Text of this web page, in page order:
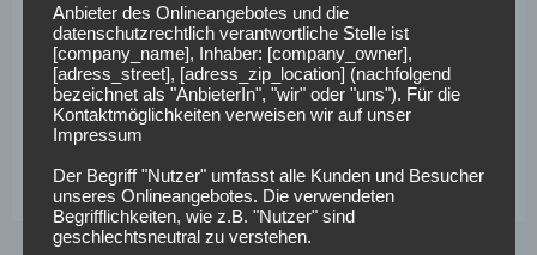
dem E-Sport kommen.
Die wirtschaftlichen Erlöse, versichert Jobst, sollen auch
in Zukunft dem Kerngeschäft zugute kommen. Lediglich
den Aufwand, den man betreiben muss, um im E-Sport
Anbieter des Onlineangebotes und die
datenschutzrechtlich verantwortliche Stelle ist
[company_name], Inhaber: [company_owner],
[adress_street], [adress_zip_location] (nachfolgend
bezeichnet als "AnbieterIn", "wir" oder "uns"). Für die
Kontaktmöglichkeiten verweisen wir auf unser
Impressum
Der Begriff "Nutzer" umfasst alle Kunden und Besucher
unseres Onlineangebotes. Die verwendeten
Begrifflichkeiten, wie z.B. "Nutzer" sind
geschlechtsneutral zu verstehen.